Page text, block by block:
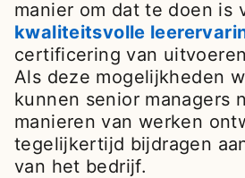
manier om dat te doen is
kwaliteitsvolle
certificering van
Als deze mogelijkheden
kunnen senior managers
manieren van werken
tegelijkertijd bijdragen
van het bedrijf.